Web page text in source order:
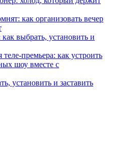
как организовать вечер
выбрать, установить и
как устроить
шоу вместе с
установить и заставить